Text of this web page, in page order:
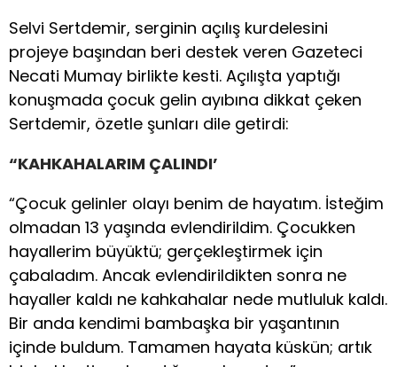
Selvi Sertdemir, serginin açılış kurdelesini
projeye başından beri destek veren Gazeteci
Necati Mumay birlikte kesti. Açılışta yaptığı
konuşmada çocuk gelin ayıbına dikkat çeken
Sertdemir, özetle şunları dile getirdi:
“KAHKAHALARIM ÇALINDI’
“Çocuk gelinler olayı benim de hayatım. İsteğim
olmadan 13 yaşında evlendirildim. Çocukken
hayallerim büyüktü; gerçekleştirmek için
çabaladım. Ancak evlendirildikten sonra ne
hayaller kaldı ne kahkahalar nede mutluluk kaldı.
Bir anda kendimi bambaşka bir yaşantının
içinde buldum. Tamamen hayata küskün; artık